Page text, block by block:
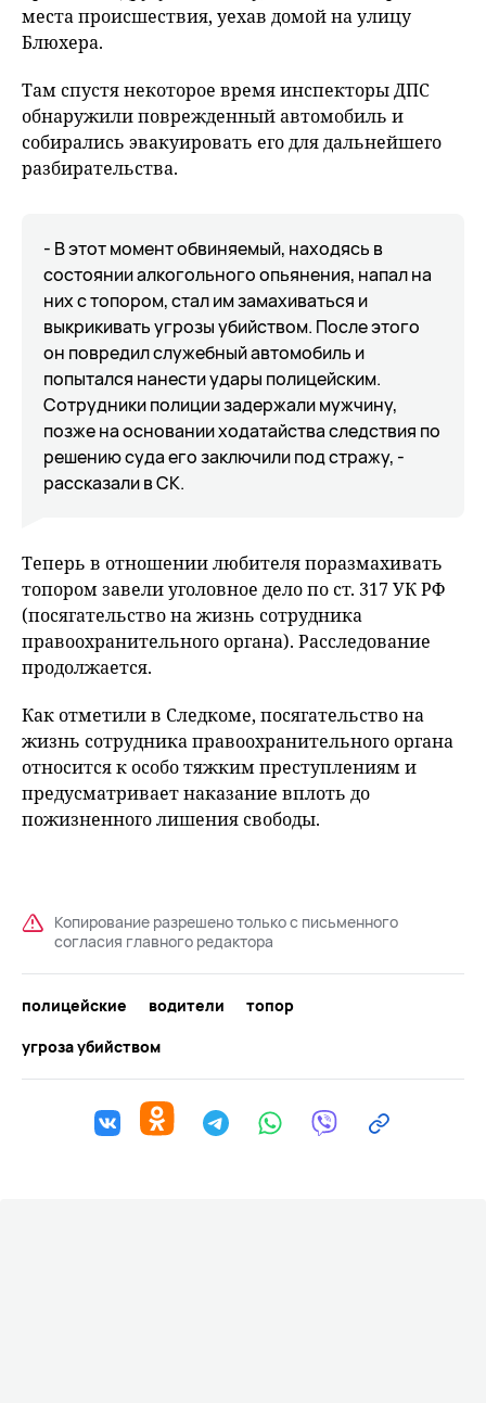
места происшествия, уехав домой на улицу
Блюхера.
Там спустя некоторое время инспекторы ДПС
обнаружили поврежденный автомобиль и
собирались эвакуировать его для дальнейшего
разбирательства.
- В этот момент обвиняемый, находясь в
состоянии алкогольного опьянения, напал на
них с топором, стал им замахиваться и
выкрикивать угрозы убийством. После этого
он повредил служебный автомобиль и
попытался нанести удары полицейским.
Сотрудники полиции задержали мужчину,
позже на основании ходатайства следствия по
решению суда его заключили под стражу, -
рассказали в СК.
Теперь в отношении любителя поразмахивать
топором завели уголовное дело по ст. 317 УК РФ
(посягательство на жизнь сотрудника
правоохранительного органа). Расследование
продолжается.
Как отметили в Следкоме, посягательство на
жизнь сотрудника правоохранительного органа
относится к особо тяжким преступлениям и
предусматривает наказание вплоть до
пожизненного лишения свободы.
Копирование разрешено только с письменного
согласия главного редактора
полицейские водители
топор
угроза убийством